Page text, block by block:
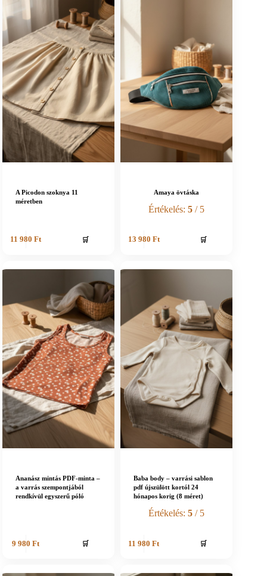
A Picodon szoknya 11
méretben
11 980Ft 🛒
Amaya övtáska
Értékelés:5 / 5
13 980 Ft 🛒
Ananász mintás PDF-minta –
a varrás szempontjából
rendkívül egyszerű póló
9 980Ft 🛒
Baba body – varrási sablon
pdf újszülött kortól 24
hónapos korig (8 méret)
Értékelés:5 / 5
11 980Ft 🛒